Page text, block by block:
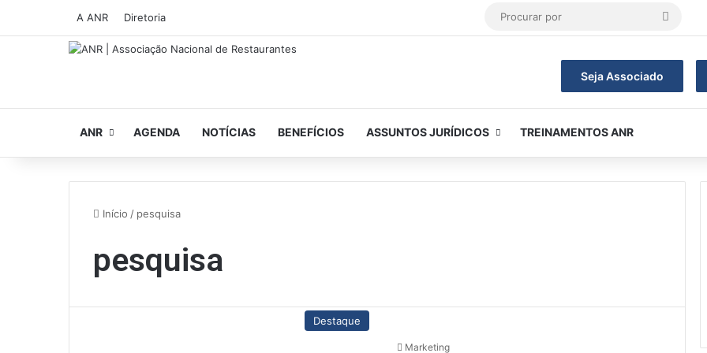
A ANR Diretoria
Seja Associado
ANR AGENDA NOTÍCIAS BENEFÍCIOS ASSUNTOS JURÍDICOS TREINAMENTOS ANR
Início / pesquisa
pesquisa
Destaque
Marketing